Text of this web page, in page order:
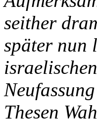
seither
später nun
Thesen